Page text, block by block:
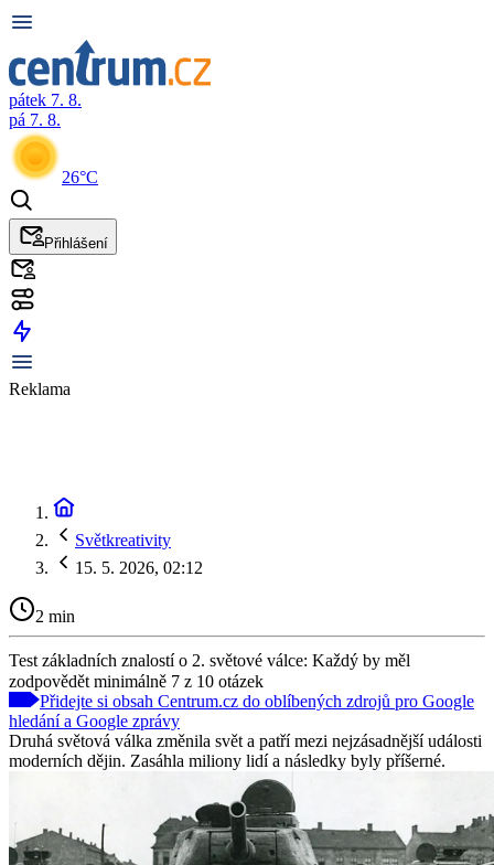
pátek 7. 8.
pá 7. 8.
26°C
Přihlášení
Reklama
Světkreativity
15. 5. 2026, 02:12
2 min
Test základních znalostí o 2. světové válce: Každý by měl
zodpovědět minimálně 7 z 10 otázek
Přidejte si obsah Centrum.cz do oblíbených zdrojů pro Google
hledání a Google zprávy
Druhá světová válka změnila svět a patří mezi nejzásadnější události
moderních dějin. Zasáhla miliony lidí a následky byly příšerné.